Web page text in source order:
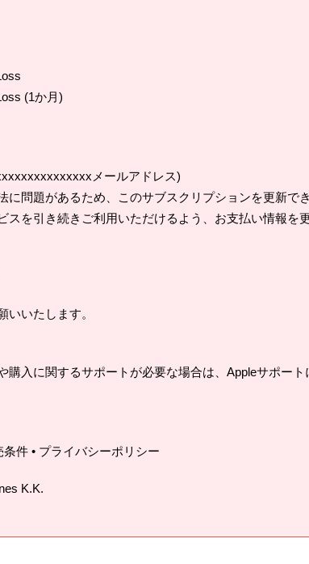
(1か月)
メールアドレス)
に問題があるため、このサブスクリプションを更新で
スを引き続きご利用いただけるよう、お支払い情報を
いいたします。
購入に関するサポートが必要な場合は、Appleサポート
件 • プライバシーポリシー
K.K.